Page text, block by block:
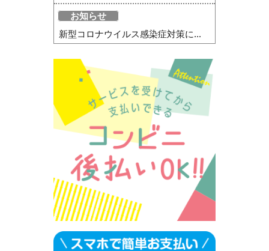
お知らせ
新型コロナウイルス感染症対策に...